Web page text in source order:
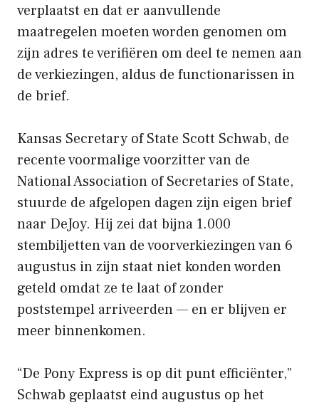
verplaatst en dat er aanvullende
maatregelen moeten worden genomen om
zijn adres te verifiëren om deel te nemen aan
de verkiezingen, aldus de functionarissen in
de brief.
Kansas Secretary of State Scott Schwab, de
recente voormalige voorzitter van de
National Association of Secretaries of State,
stuurde de afgelopen dagen zijn eigen brief
naar DeJoy. Hij zei dat bijna 1.000
stembiljetten van de voorverkiezingen van 6
augustus in zijn staat niet konden worden
geteld omdat ze te laat of zonder
poststempel arriveerden — en er blijven er
meer binnenkomen.
“De Pony Express is op dit punt efficiënter,”
Schwab geplaatst eind augustus op het